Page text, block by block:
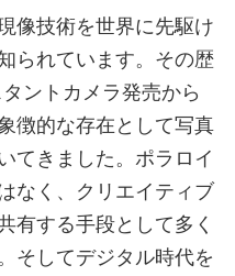
像技術を世界に先駆け
られています。その歴
ントカメラ発売から
徴的な存在として写真
てきました。ポラロイ
なく、クリエイティブ
有する手段として多く
そしてデジタル時代を